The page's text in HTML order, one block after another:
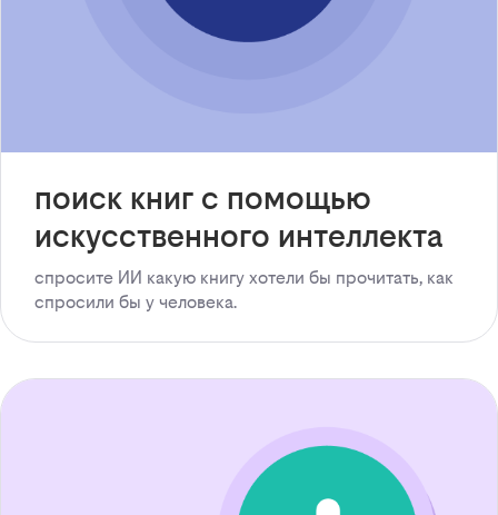
поиск книг с помощью
искусственного интеллекта
спросите ИИ какую книгу хотели бы прочитать, как
спросили бы у человека.